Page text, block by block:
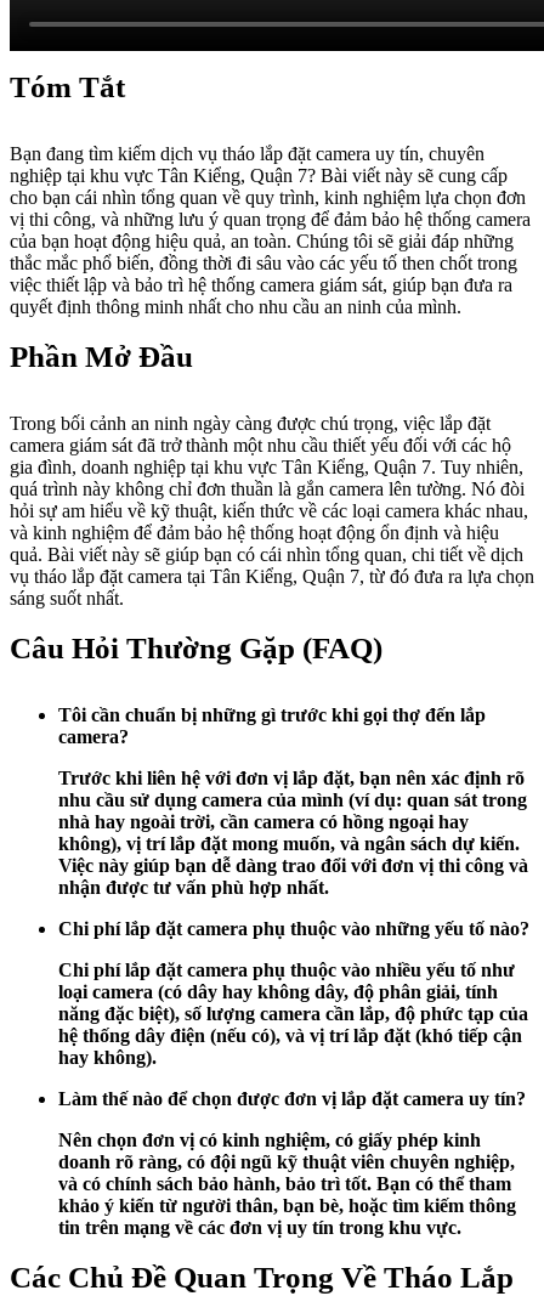
Tóm Tắt
Bạn đang tìm kiếm dịch vụ tháo lắp đặt camera uy tín, chuyên
nghiệp tại khu vực Tân Kiểng, Quận 7? Bài viết này sẽ cung cấp
cho bạn cái nhìn tổng quan về quy trình, kinh nghiệm lựa chọn đơn
vị thi công, và những lưu ý quan trọng để đảm bảo hệ thống camera
của bạn hoạt động hiệu quả, an toàn. Chúng tôi sẽ giải đáp những
thắc mắc phổ biến, đồng thời đi sâu vào các yếu tố then chốt trong
việc thiết lập và bảo trì hệ thống camera giám sát, giúp bạn đưa ra
quyết định thông minh nhất cho nhu cầu an ninh của mình.
Phần Mở Đầu
Trong bối cảnh an ninh ngày càng được chú trọng, việc lắp đặt
camera giám sát đã trở thành một nhu cầu thiết yếu đối với các hộ
gia đình, doanh nghiệp tại khu vực Tân Kiểng, Quận 7. Tuy nhiên,
quá trình này không chỉ đơn thuần là gắn camera lên tường. Nó đòi
hỏi sự am hiểu về kỹ thuật, kiến thức về các loại camera khác nhau,
và kinh nghiệm để đảm bảo hệ thống hoạt động ổn định và hiệu
quả. Bài viết này sẽ giúp bạn có cái nhìn tổng quan, chi tiết về dịch
vụ tháo lắp đặt camera tại Tân Kiểng, Quận 7, từ đó đưa ra lựa chọn
sáng suốt nhất.
Câu Hỏi Thường Gặp (FAQ)
Tôi cần chuẩn bị những gì trước khi gọi thợ đến lắp
camera?
Trước khi liên hệ với đơn vị lắp đặt, bạn nên xác định rõ
nhu cầu sử dụng camera của mình (ví dụ: quan sát trong
nhà hay ngoài trời, cần camera có hồng ngoại hay
không), vị trí lắp đặt mong muốn, và ngân sách dự kiến.
Việc này giúp bạn dễ dàng trao đổi với đơn vị thi công và
nhận được tư vấn phù hợp nhất.
Chi phí lắp đặt camera phụ thuộc vào những yếu tố nào?
Chi phí lắp đặt camera phụ thuộc vào nhiều yếu tố như
loại camera (có dây hay không dây, độ phân giải, tính
năng đặc biệt), số lượng camera cần lắp, độ phức tạp của
hệ thống dây điện (nếu có), và vị trí lắp đặt (khó tiếp cận
hay không).
Làm thế nào để chọn được đơn vị lắp đặt camera uy tín?
Nên chọn đơn vị có kinh nghiệm, có giấy phép kinh
doanh rõ ràng, có đội ngũ kỹ thuật viên chuyên nghiệp,
và có chính sách bảo hành, bảo trì tốt. Bạn có thể tham
khảo ý kiến từ người thân, bạn bè, hoặc tìm kiếm thông
tin trên mạng về các đơn vị uy tín trong khu vực.
Các Chủ Đề Quan Trọng Về Tháo Lắp